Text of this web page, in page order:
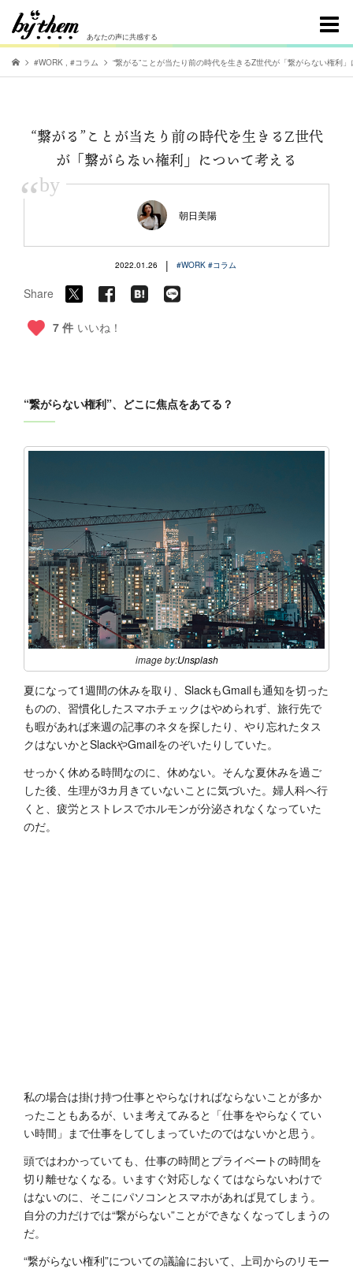
あなたの声に共感する
#WORK , #コラム “繋がる”ことが当たり前の時代を生きるZ世代が「繋がらない権利
“繋がる”ことが当たり前の時代を生きるZ世代
が「繋がらない権利」について考える
“by
朝日美陽
2022.01.26 | #WORK #コラム
Share
7 件 いいね！
“繋がらない権利”、どこに焦点をあてる？
image by:Unsplash
夏になって1週間の休みを取り、SlackもGmailも通知を切った
ものの、習慣化したスマホチェックはやめられず、旅行先で
も暇があれば来週の記事のネタを探したり、やり忘れたタス
クはないかとSlackやGmailをのぞいたりしていた。
せっかく休める時間なのに、休めない。そんな夏休みを過ご
した後、生理が3カ月きていないことに気づいた。婦人科へ行
くと、疲労とストレスでホルモンが分泌されなくなっていた
のだ。
私の場合は掛け持つ仕事とやらなければならないことが多か
ったこともあるが、いま考えてみると「仕事をやらなくてい
い時間」まで仕事をしてしまっていたのではないかと思う。
頭ではわかっていても、仕事の時間とプライベートの時間を
切り離せなくなる。いますぐ対応しなくてはならないわけで
はないのに、そこにパソコンとスマホがあれば見てしまう。
自分の力だけでは“繋がらない”ことができなくなってしまうの
だ。
“繋がらない権利”についての議論において、上司からのリモー